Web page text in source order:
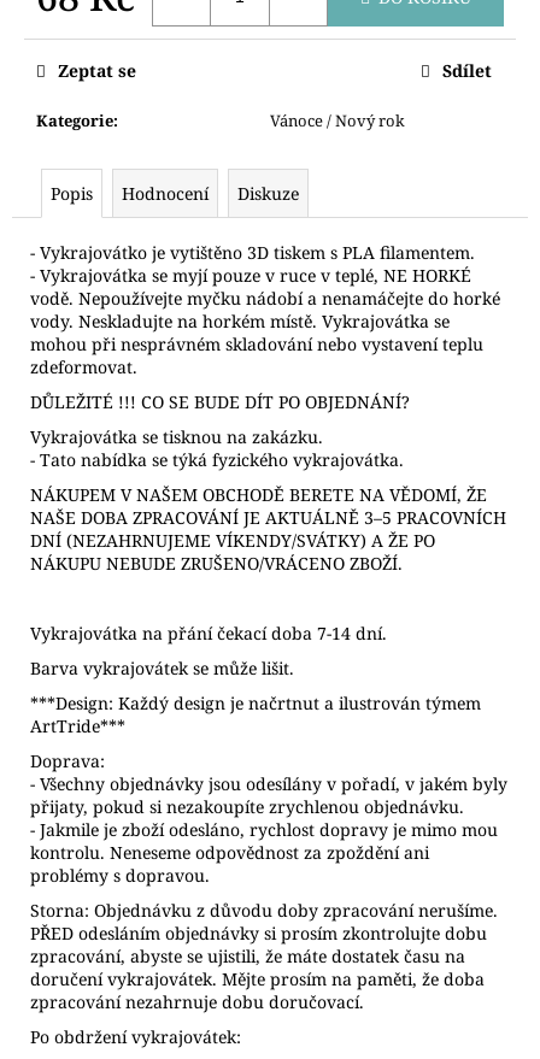
Kategorie: Vánoce / Nový rok
Zeptat se Sdílet
Popis Hodnocení Diskuze
- Vykrajovátko je vytištěno 3D tiskem s PLA filamentem.
- Vykrajovátka se myjí pouze v ruce v teplé, NE HORKÉ
vodě. Nepoužívejte myčku nádobí a nenamáčejte do horké
vody. Neskladujte na horkém místě. Vykrajovátka se
mohou při nesprávném skladování nebo vystavení teplu
zdeformovat.
DŮLEŽITÉ !!! CO SE BUDE DÍT PO OBJEDNÁNÍ?
Vykrajovátka se tisknou na zakázku.
- Tato nabídka se týká fyzického vykrajovátka.
NÁKUPEM V NAŠEM OBCHODĚ BERETE NA VĚDOMÍ, ŽE
NAŠE DOBA ZPRACOVÁNÍ JE AKTUÁLNĚ 3–5 PRACOVNÍCH
DNÍ (NEZAHRNUJEME VÍKENDY/SVÁTKY) A ŽE PO
NÁKUPU NEBUDE ZRUŠENO/VRÁCENO ZBOŽÍ.
Vykrajovátka na přání čekací doba 7-14 dní.
Barva vykrajovátek se může lišit.
***Design: Každý design je načrtnut a ilustrován týmem
ArtTride***
Doprava:
- Všechny objednávky jsou odesílány v pořadí, v jakém byly
přijaty, pokud si nezakoupíte zrychlenou objednávku.
- Jakmile je zboží odesláno, rychlost dopravy je mimo mou
kontrolu. Neneseme odpovědnost za zpoždění ani
problémy s dopravou.
Storna: Objednávku z důvodu doby zpracování nerušíme.
PŘED odesláním objednávky si prosím zkontrolujte dobu
zpracování, abyste se ujistili, že máte dostatek času na
doručení vykrajovátek. Mějte prosím na paměti, že doba
zpracování nezahrnuje dobu doručovací.
Po obdržení vykrajovátek:
u
m
e
VYKRAJOVÁTKA
KALENDÁŘ
4CM
103
Kč